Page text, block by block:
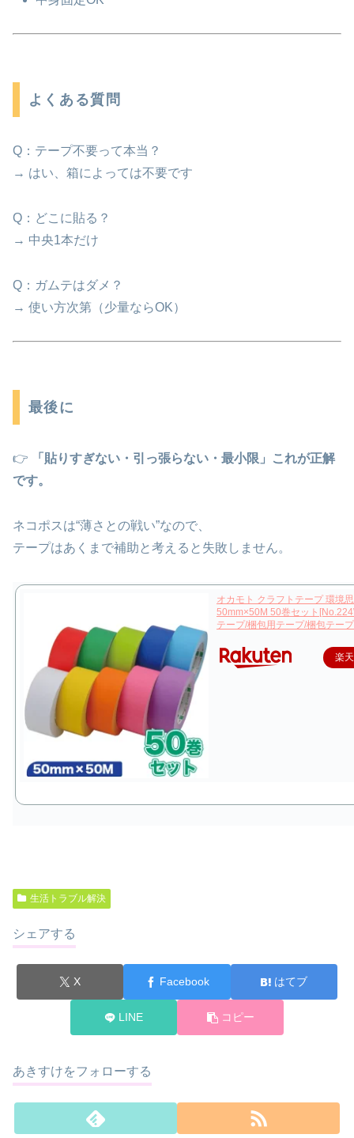
よくある質問
Q：テープ不要って本当？
→ はい、箱によっては不要です
Q：どこに貼る？
→ 中央1本だけ
Q：ガムテはダメ？
→ 使い方次第（少量ならOK）
最後に
👉
「貼りすぎない・引っ張らない・最小限」これが正解
です。
ネコポスは“薄さとの戦い”なので、
テープはあくまで補助と考えると失敗しません。
オカモト クラフトテープ 環境
50mm×50M 50巻セット
テープ/梱包用テープ/梱包テー
楽
生活トラブル解決
シェアする
X Facebook はてブ
LINE コピー
あきすけをフォローする